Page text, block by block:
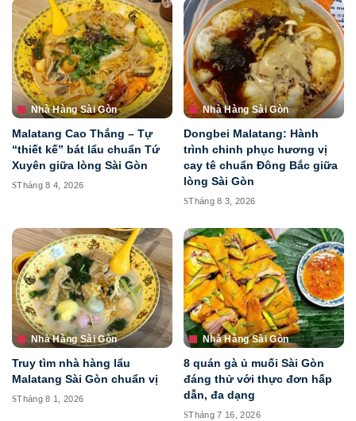
Nhà Hàng Sài Gòn
Malatang Cao Thắng – Tự
“thiết kế” bát lẩu chuẩn Tứ
Xuyên giữa lòng Sài Gòn
Tháng 8 4, 2026
Nhà Hàng Sài Gòn
Dongbei Malatang: Hành
trình chinh phục hương vị
cay tê chuẩn Đông Bắc giữa
lòng Sài Gòn
Tháng 8 3, 2026
Nhà Hàng Sài Gòn
Truy tìm nhà hàng lẩu
Malatang Sài Gòn chuẩn vị
Tháng 8 1, 2026
Nhà Hàng Sài Gòn
8 quán gà ủ muối Sài Gòn
đáng thử với thực đơn hấp
dẫn, đa dạng
Tháng 7 16, 2026